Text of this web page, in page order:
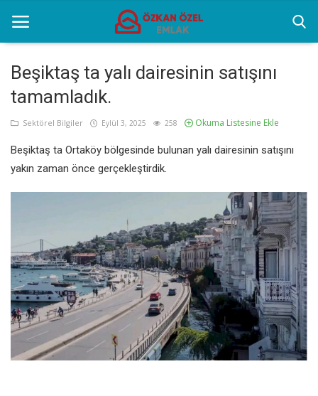
Anasayfa
Selenium Twins
Popüler Yerler
Sektörel Bilgiler
Türkçe
Beşiktaş ta yalı dairesinin satışını
tamamladık.
Sektörel Bilgiler Eylül 3, 2025 258 Okuma Listesine Ekle
Beşiktaş ta Ortaköy bölgesinde bulunan yalı dairesinin satışını
yakın zaman önce gerçekleştirdik.